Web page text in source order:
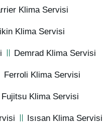
Klima Servisi
Klima Servisi
Demrad Klima Servisi
Ferroli Klima Servisi
Fujitsu Klima Servisi
Isısan Klima Servisi